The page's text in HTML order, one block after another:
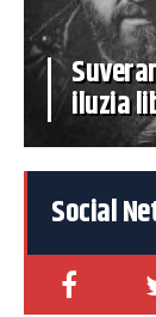
iluzia
Social